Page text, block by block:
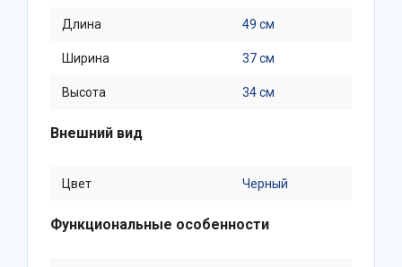
Длина 49 см
Ширина 37 см
Высота 34 см
Внешний вид
Цвет Черный
Функциональные особенности